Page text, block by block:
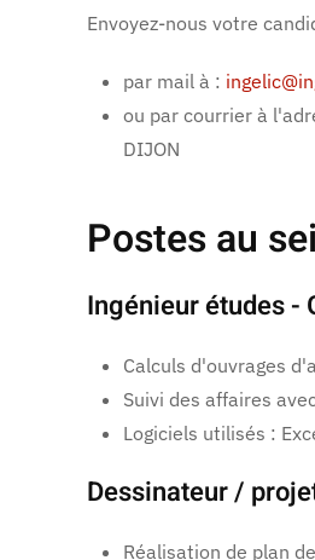
Envoyez-nous votre
par mail à :
ou par courrier à
DIJON
Postes au
Ingénieur études -
Calculs d'ouvrages
Suivi des affaires
Logiciels utilisés :
Dessinateur /
Réalisation de plan